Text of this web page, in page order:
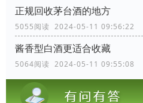
正规回收茅台酒的地方
5055阅读 2024-05-11 09:56:22
酱香型白酒更适合收藏
5064阅读 2024-05-11 09:55:08